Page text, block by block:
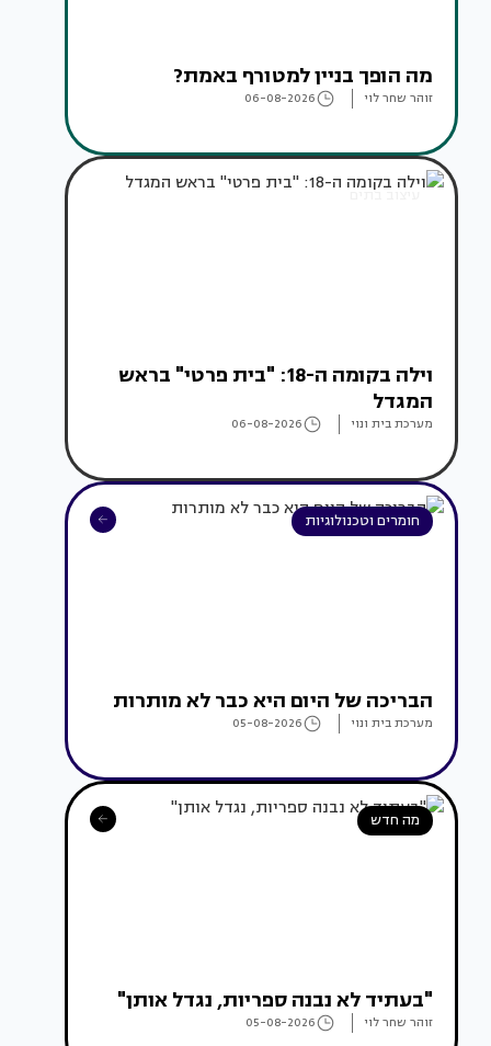
מה הופך בניין למטורף באמת?
זוהר שחר לוי 06-08-2026
עיצוב בתים
וילה בקומה ה-18: "בית פרטי" בראש
המגדל
מערכת בית ונוי 06-08-2026
חומרים וטכנולוגיות
הבריכה של היום היא כבר לא מותרות
מערכת בית ונוי 05-08-2026
מה חדש
"בעתיד לא נבנה ספריות, נגדל אותן"
זוהר שחר לוי 05-08-2026